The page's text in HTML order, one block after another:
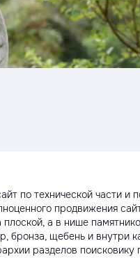
по технической части и
продвижения
а в нише
бронза, щебень и внутри
разделов поисковику